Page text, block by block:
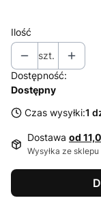
Ilość
szt.
Dostępność:
Dostępny
Czas wysyłki:1
Dostawa od
Wysyłka ze